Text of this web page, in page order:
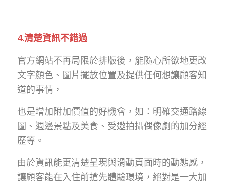
4.清楚資訊不錯過
官方網站不再局限於排版後，能隨心所欲地更改
文字顏色、圖片擺放位置及提供任何想讓顧客知
道的事情，
也是增加附加價值的好機會，如：明確交通路線
圖、週邊景點及美食、受邀拍攝偶像劇的加分經
歷等。
由於資訊能更清楚呈現與滑動頁面時的動態感，
讓顧客能在入住前搶先體驗環境，絕對是一大加